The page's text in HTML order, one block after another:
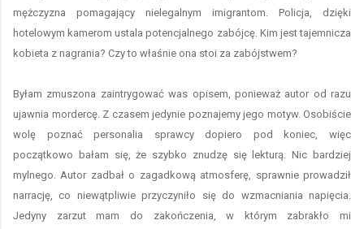
mężczyzna pomagający nielegalnym imigrantom. Policja, dzięki
hotelowym kamerom ustala potencjalnego zabójcę. Kim jest tajemnicza
kobieta z nagrania? Czy to właśnie ona stoi za zabójstwem?
Byłam zmuszona zaintrygować was opisem, ponieważ autor od razu
ujawnia mordercę. Z czasem jedynie poznajemy jego motyw. Osobiście
wolę poznać personalia sprawcy dopiero pod koniec, więc
początkowo bałam się, że szybko znudzę się lekturą. Nic bardziej
mylnego. Autor zadbał o zagadkową atmosferę, sprawnie prowadził
narrację, co niewątpliwie przyczyniło się do wzmacniania napięcia.
Jedyny zarzut mam do zakończenia, w którym zabrakło mi